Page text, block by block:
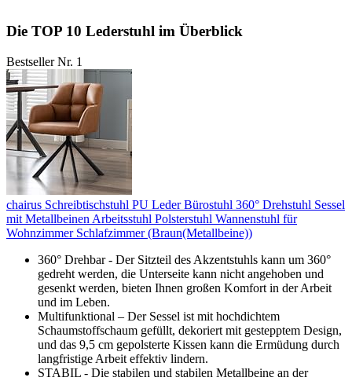
Die TOP 10 Lederstuhl im Überblick
Bestseller Nr. 1
chairus Schreibtischstuhl PU Leder Bürostuhl 360° Drehstuhl Sessel
mit Metallbeinen Arbeitsstuhl Polsterstuhl Wannenstuhl für
Wohnzimmer Schlafzimmer (Braun(Metallbeine))
360° Drehbar - Der Sitzteil des Akzentstuhls kann um 360°
gedreht werden, die Unterseite kann nicht angehoben und
gesenkt werden, bieten Ihnen großen Komfort in der Arbeit
und im Leben.
Multifunktional – Der Sessel ist mit hochdichtem
Schaumstoffschaum gefüllt, dekoriert mit gestepptem Design,
und das 9,5 cm gepolsterte Kissen kann die Ermüdung durch
langfristige Arbeit effektiv lindern.
STABIL - Die stabilen und stabilen Metallbeine an der